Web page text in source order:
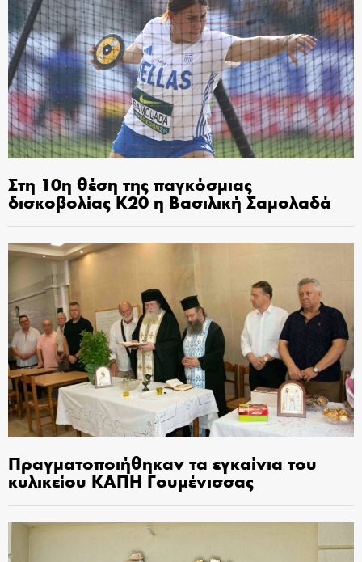
Στη 10η θέση της παγκόσμιας
δισκοβολίας Κ20 η Βασιλική Σαμολαδά
Πραγματοποιήθηκαν τα εγκαίνια του
κυλικείου ΚΑΠΗ Γουμένισσας